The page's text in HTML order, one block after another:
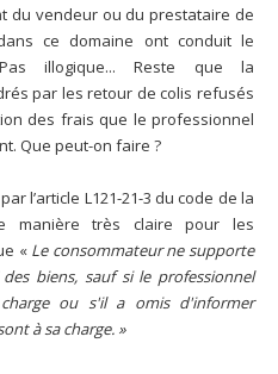
du vendeur ou du prestataire de
ce domaine ont conduit le
illogique... Reste que la
par les retour de colis refusés
des frais que le professionnel
Que peut-on faire ?
l’article L121-21-3 du code de la
manière très claire pour les
« Le consommateur ne supporte
biens, sauf si le professionnel
ou s'il a omis d'informer
à sa charge. »